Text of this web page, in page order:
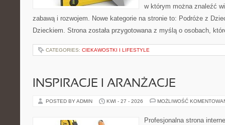
w którym można znaleźć
zabawą i rozwojem. Nowe kategorie na stronie to: Podróże z
Dzieckiem. Strona została przygotowana z myślą o osobach,
CATEGORIES: CIEKAWOSTKI I LIFESTYLE
INSPIRACJE I ARANŻACJE
POSTED BY ADMIN KWI - 27 - 2026 MOŻLIWOŚĆ
Profesjonalna strona